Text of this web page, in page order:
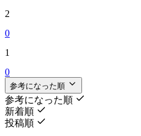
2
0
1
0
参考になった順
参考になった順
新着順
投稿順